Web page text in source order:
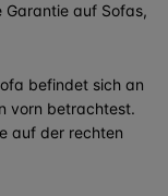
auf Sofas,
befindet sich an
vorn betrachtest.
auf der rechten